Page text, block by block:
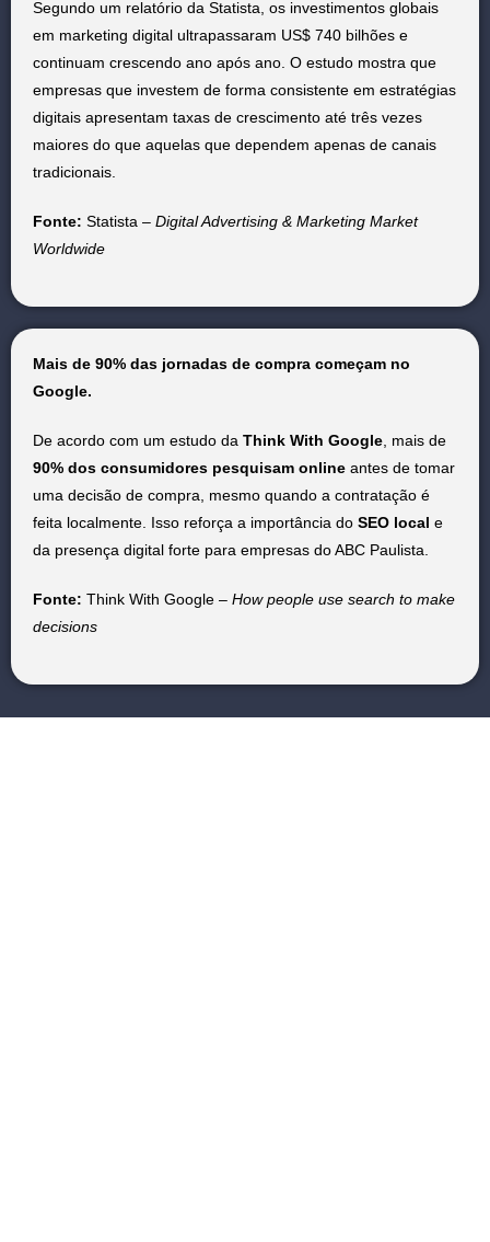
Segundo um relatório da Statista, os investimentos globais
em marketing digital ultrapassaram US$ 740 bilhões e
continuam crescendo ano após ano. O estudo mostra que
empresas que investem de forma consistente em estratégias
digitais apresentam taxas de crescimento até três vezes
maiores do que aquelas que dependem apenas de canais
tradicionais.
Fonte: Statista – Digital Advertising & Marketing Market
Worldwide
Mais de 90% das jornadas de compra começam no
Google.
De acordo com um estudo da Think With Google , mais de
90% dos consumidores pesquisam online antes de tomar
uma decisão de compra, mesmo quando a contratação é
feita localmente. Isso reforça a importância do SEO local e
da presença digital forte para empresas do ABC Paulista.
Fonte: Think With Google – How people use search to make
decisions